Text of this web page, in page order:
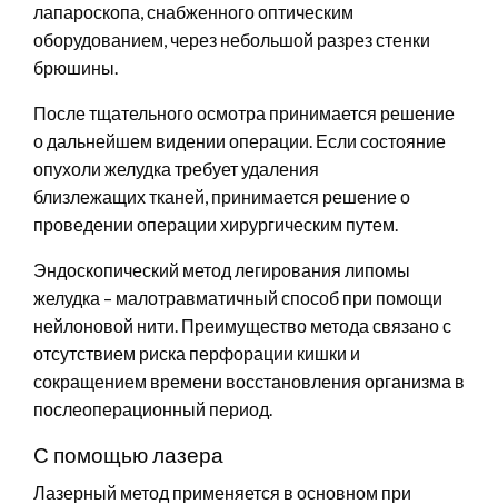
лапароскопа, снабженного оптическим
оборудованием, через небольшой разрез стенки
брюшины.
После тщательного осмотра принимается решение
о дальнейшем видении операции. Если состояние
опухоли желудка требует удаления
близлежащих тканей, принимается решение о
проведении операции хирургическим путем.
Эндоскопический метод легирования липомы
желудка – малотравматичный способ при помощи
нейлоновой нити. Преимущество метода связано с
отсутствием риска перфорации кишки и
сокращением времени восстановления организма в
послеоперационный период.
С помощью лазера
Лазерный метод применяется в основном при